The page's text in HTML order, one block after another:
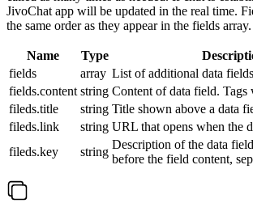
JivoChat app will be updated in the real time.
the same order as they appear in the fields array.
Name Type
fields
array List of additional data
fields.content string Content of data field. Tags
fileds.title
string Title shown above a data
fileds.link
string URL that opens when the
fileds.key
string
Description of the data
before the field content,